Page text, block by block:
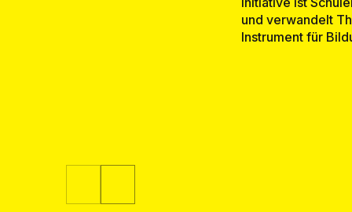
und verwandelt
Instrument für